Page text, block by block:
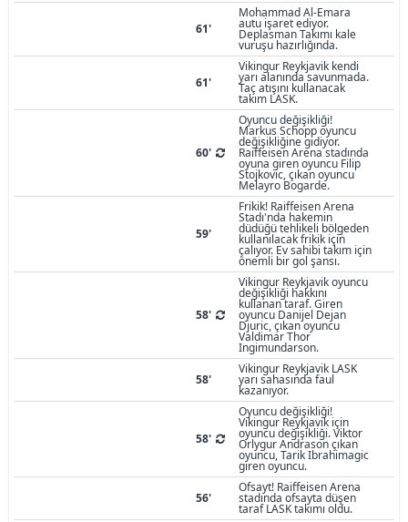
61'
Mohammad Al-Emara
autu işaret ediyor.
Deplasman Takımı kale
vuruşu hazırlığında.
61'
Vikingur Reykjavik kendi
yarı alanında savunmada.
Taç atışını kullanacak
takım LASK.
60'
Oyuncu değişikliği!
Markus Schopp oyuncu
değişikliğine gidiyor.
Raiffeisen Arena stadında
oyuna giren oyuncu Filip
Stojkovic, çıkan oyuncu
Melayro Bogarde.
59'
Frikik! Raiffeisen Arena
Stadı'nda hakemin
düdüğü tehlikeli bölgeden
kullanılacak frikik için
çalıyor. Ev sahibi takım için
önemli bir gol şansı.
58'
Vikingur Reykjavik oyuncu
değişikliği hakkını
kullanan taraf. Giren
oyuncu Danijel Dejan
Djuric, çıkan oyuncu
Valdimar Thor
Ingimundarson.
58'
Vikingur Reykjavik LASK
yarı sahasında faul
kazanıyor.
58'
Oyuncu değişikliği!
Vikingur Reykjavik için
oyuncu değişikliği. Viktor
Orlygur Andrason çıkan
oyuncu, Tarik Ibrahimagic
giren oyuncu.
56'
Ofsayt! Raiffeisen Arena
stadında ofsayta düşen
taraf LASK takımı oldu.